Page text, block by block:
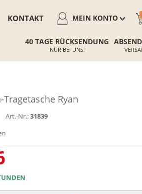
MEIN KONTO
KONTAKT
40 TAGE RÜCKSENDUNG
NUR BEI UNS!
Tragetasche Ryan
Art.-Nr.:31839